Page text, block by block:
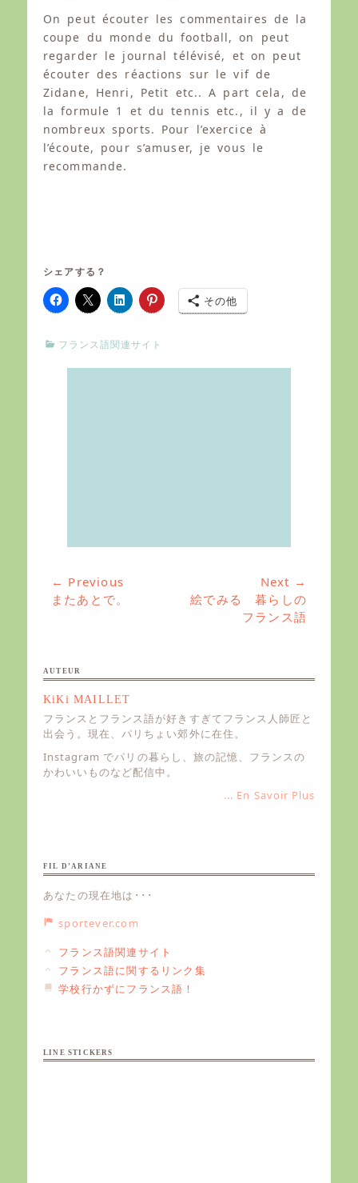
On peut écouter les commentaires de la
coupe du monde du football, on peut
regarder le journal télévisé, et on peut
écouter des réactions sur le vif de
Zidane, Henri, Petit etc.. A part cela, de
la formule 1 et du tennis etc., il y a de
nombreux sports. Pour l’exercice à
l’écoute, pour s’amuser, je vous le
recommande.
シェアする？
その他
C
フランス語関連サイト
投
稿
ゲ
シ
ョ
ン
← Previous
Previous
またあとで。
Next →
Next
絵でみる 暮らしの
フランス語
AUTEUR
KiKi MAILLET
フランスとフランス語が好きすぎてフランス人師匠と
出会う。現在、パリちょい郊外に在住。
Instagram でパリの暮らし、旅の記憶、フランスの
かわいいものなど配信中。
... En Savoir Plus
FIL D’ARIANE
あなたの現在地は･･･
sportever.com
フランス語関連サイト
フランス語に関するリンク集
学校行かずにフランス語！
LINE STICKERS